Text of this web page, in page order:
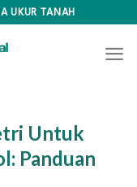
UKUR TANAH
Untuk
Panduan